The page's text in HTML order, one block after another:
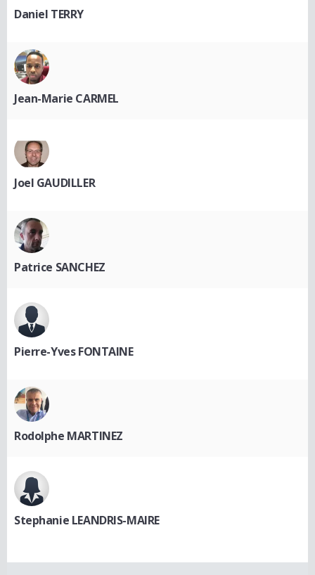
Daniel TERRY
Jean-Marie CARMEL
Joel GAUDILLER
Patrice SANCHEZ
Pierre-Yves FONTAINE
Rodolphe MARTINEZ
Stephanie LEANDRIS-MAIRE